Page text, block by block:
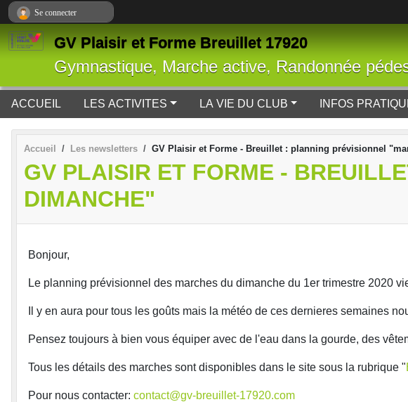
GV Plaisir et Forme Breuillet 17920
Gymnastique, Marche active, Randonnée
ACCUEIL LES ACTIVITES LA VIE DU CLUB INFOS
Accueil Les newsletters GV Plaisir et Forme - Breuillet : planning prévisionnel
GV PLAISIR ET FORME -
DIMANCHE"
Bonjour,
Le planning prévisionnel des marches du dimanche du 1er trimestre 2020
Il y en aura pour tous les goûts mais la météo de ces dernieres semaines
Pensez toujours à bien vous équiper avec de l'eau dans la gourde, des
Tous les détails des marches sont disponibles dans le site sous la rubrique "
Pour nous contacter: contact@gv-breuillet-17920.com
Se connecter
Panneau de gestion des cookies